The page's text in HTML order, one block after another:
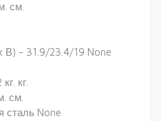
см.
- 31.9/23.4/19 None
кг.
см.
сталь None